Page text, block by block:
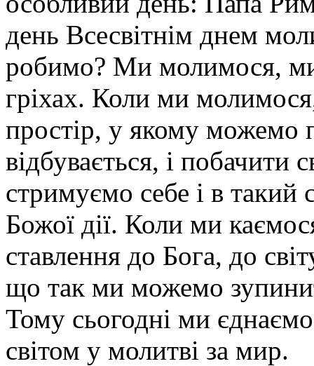
день Всесвітнім днем
робимо? Ми молимося,
гріхах. Коли ми
простір, у якому можемо
відбувається, і
стримуємо себе і в такий
Божої дії. Коли ми
ставлення до Бога, до
що так ми можемо
Тому сьогодні ми
світом у молитві за мир.